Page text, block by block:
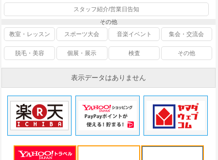
スタッフ紹介/営業日告知
その他
教室・レッスン
スポーツ大会 音楽イベント 集会・交流会
脱毛・美容 個展・展示 検査 その他
表示データはありません